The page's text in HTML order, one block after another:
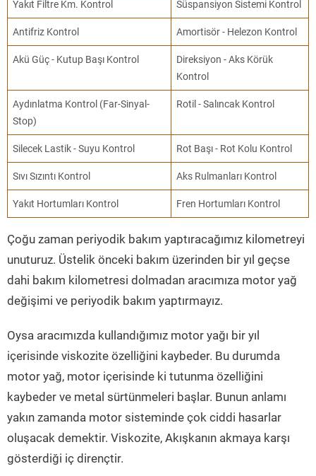
Yakıt Filtre Km. Kontrol Süspansiyon Sistemi Kontrol
Antifriz Kontrol Amortisör - Helezon Kontrol
Akü Güç - Kutup Başı Kontrol
Direksiyon - Aks Körük
Kontrol
Aydınlatma Kontrol (Far-Sinyal-
Stop)
Rotil - Salıncak Kontrol
Silecek Lastik - Suyu Kontrol Rot Başı - Rot Kolu Kontrol
Sıvı Sızıntı Kontrol Aks Rulmanları Kontrol
Yakıt Hortumları Kontrol Fren Hortumları Kontrol
Çoğu zaman periyodik bakım yaptıracağımız kilometreyi
unuturuz. Üstelik önceki bakım üzerinden bir yıl geçse
dahi bakım kilometresi dolmadan aracımıza motor yağ
değişimi ve periyodik bakım yaptırmayız.
Oysa aracımızda kullandığımız motor yağı bir yıl
içerisinde viskozite özelliğini kaybeder. Bu durumda
motor yağ, motor içerisinde ki tutunma özelliğini
kaybeder ve metal sürtünmeleri başlar. Bunun anlamı
yakın zamanda motor sisteminde çok ciddi hasarlar
oluşacak demektir. Viskozite, Akışkanın akmaya karşı
gösterdiği iç dirençtir.